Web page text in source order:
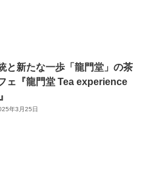
と新たな一歩「龍門堂」の茶
ェ『龍門堂 Tea experience
年3月25日